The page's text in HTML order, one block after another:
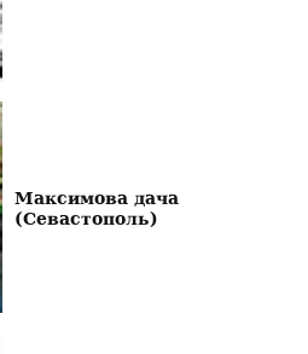
Максимова дача
(Севастополь)